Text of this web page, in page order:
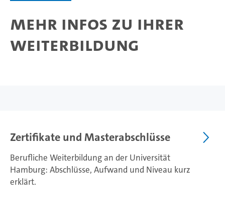
Mehr Infos zu Ihrer
Weiterbildung
Zertifikate und Masterabschlüsse
Berufliche Weiterbildung an der Universität
Hamburg: Abschlüsse, Aufwand und Niveau kurz
erklärt.